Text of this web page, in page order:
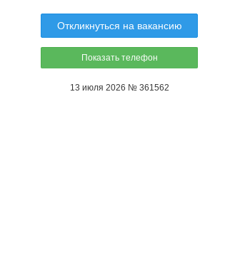
Откликнуться на вакансию
Показать телефон
13 июля 2026 № 361562